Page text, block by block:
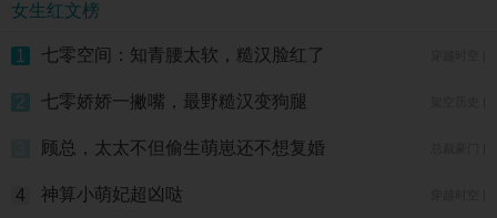
女生红文榜
1 七零空间：知青腰太软，糙汉脸红了
2 七零娇娇一撇嘴，最野糙汉变狗腿
顾总，太太不但偷生萌崽还不想复婚
4 神算小萌妃超凶哒